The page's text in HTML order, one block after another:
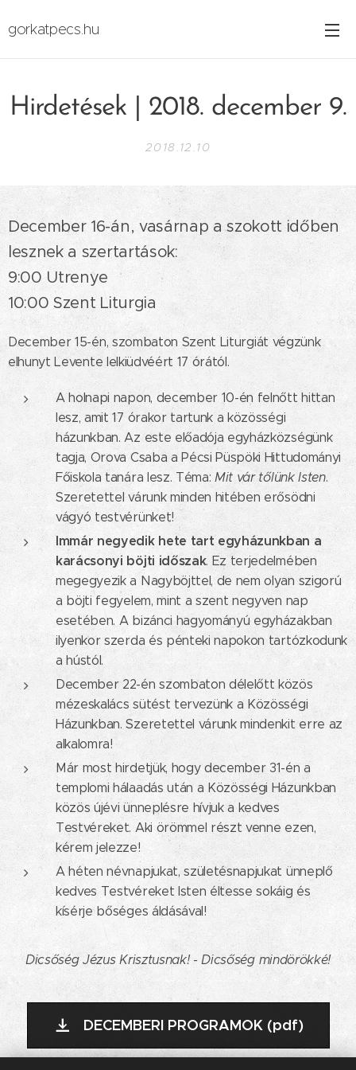
gorkatpecs.hu
Hirdetések | 2018. december 9.
2018.12.10
December 16-án, vasárnap a szokott időben
lesznek a szertartások:
9:00 Utrenye
10:00 Szent Liturgia
December 15-én, szombaton Szent Liturgiát végzünk
elhunyt Levente lelkiüdvéért 17 órától.
A holnapi napon, december 10-én felnőtt hittan
lesz, amit 17 órakor tartunk a közösségi
házunkban. Az este előadója egyházközségünk
tagja, Orova Csaba a Pécsi Püspöki Hittudományi
Főiskola tanára lesz. Téma:Mit vár tőlünk Isten.
Szeretettel várunk minden hitében erősödni
vágyó testvérünket!
Immár negyedik hete tart egyházunkban a
karácsonyi böjti időszak. Ez terjedelmében
megegyezik a Nagyböjttel, de nem olyan szigorú
a böjti fegyelem, mint a szent negyven nap
esetében. A bizánci hagyományú egyházakban
ilyenkor szerda és pénteki napokon tartózkodunk
a hústól.
December 22-én szombaton délelőtt közös
mézeskalács sütést tervezünk a Közösségi
Házunkban. Szeretettel várunk mindenkit erre az
alkalomra!
Már most hirdetjük, hogy december 31-én a
templomi hálaadás után a Közösségi Házunkban
közös újévi ünneplésre hívjuk a kedves
Testvéreket. Aki örömmel részt venne ezen,
kérem jelezze!
A héten névnapjukat, születésnapjukat ünneplő
kedves Testvéreket Isten éltesse sokáig és
kísérje bőséges áldásával!
Dicsőség Jézus Krisztusnak! - Dicsőség mindörökké!
DECEMBERI PROGRAMOK (pdf)